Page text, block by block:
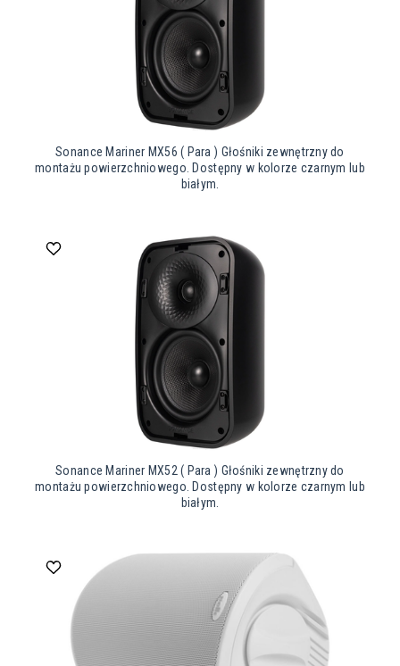
Sonance Mariner MX56 ( Para ) Głośniki zewnętrzny do
montażu powierzchniowego. Dostępny w kolorze czarnym lub
białym.
Sonance Mariner MX52 ( Para ) Głośniki zewnętrzny do
montażu powierzchniowego. Dostępny w kolorze czarnym lub
białym.